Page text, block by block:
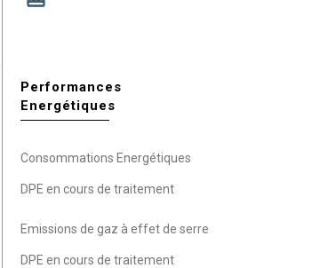
Performances
Energétiques
Consommations Energétiques
DPE en cours de traitement
Emissions de gaz à effet de serre
DPE en cours de traitement